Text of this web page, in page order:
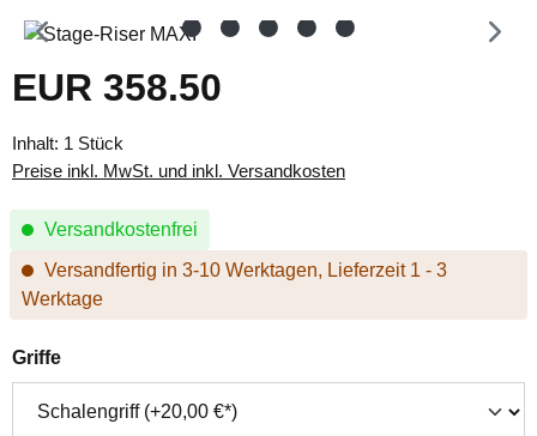
Bildergalerie überspringen
Regulärer Preis:
EUR 358.50
Inhalt: 1 Stück
Preise inkl. MwSt. und inkl. Versandkosten
Versandkostenfrei
Versandfertig in 3-10 Werktagen, Lieferzeit 1 - 3
Werktage
Griffeauswählen